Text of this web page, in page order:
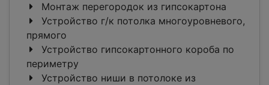
Монтаж перегородок из гипсокартона
Устройство г/к потолка многоуровневого,
прямого
Устройство гипсокартонного короба по
периметру
Устройство ниши в потолоке из